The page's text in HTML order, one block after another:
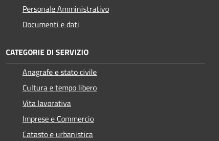
Personale Amministrativo
Documenti e dati
CATEGORIE DI SERVIZIO
Anagrafe e stato civile
Cultura e tempo libero
Vita lavorativa
Imprese e Commercio
Catasto e urbanistica